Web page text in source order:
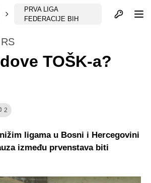
PRVA LIGA
FEDERACIJE BIH
Otvori profil
TOŠK-a?
2
ligama u Bosni i Hercegovini
između prvenstava biti